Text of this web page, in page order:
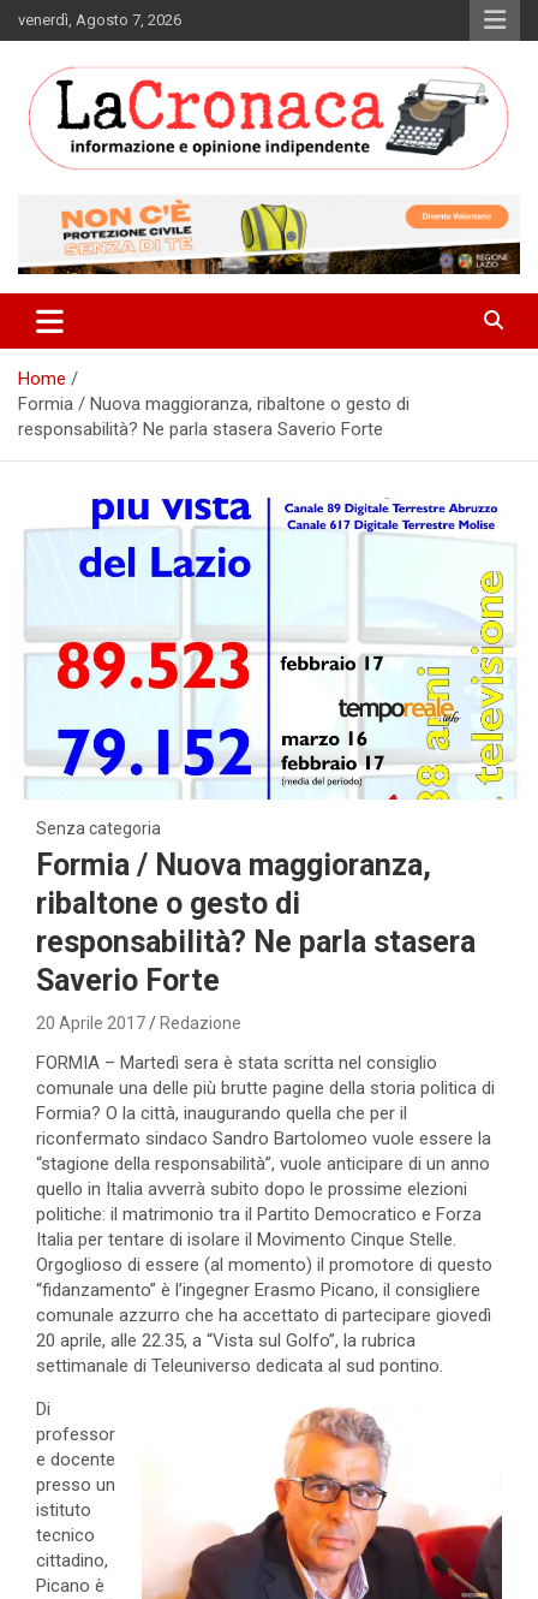
to
venerdì, Agosto 7, 2026
La Cronaca Quotidiano
Home
Formia / Nuova maggioranza, ribaltone o gesto di
responsabilità? Ne parla stasera Saverio Forte
Senza categoria
Formia / Nuova maggioranza,
ribaltone o gesto di
responsabilità? Ne parla stasera
Saverio Forte
20 Aprile 2017 Redazione
FORMIA – Martedì sera è stata scritta nel consiglio
comunale una delle più brutte pagine della storia politica di
Formia? O la città, inaugurando quella che per il
riconfermato sindaco Sandro Bartolomeo vuole essere la
“stagione della responsabilità”, vuole anticipare di un anno
quello in Italia avverrà subito dopo le prossime elezioni
politiche: il matrimonio tra il Partito Democratico e Forza
Italia per tentare di isolare il Movimento Cinque Stelle.
Orgoglioso di essere (al momento) il promotore di questo
“fidanzamento” è l’ingegner Erasmo Picano, il consigliere
comunale azzurro che ha accettato di partecipare giovedì
20 aprile, alle 22.35, a “Vista sul Golfo”, la rubrica
settimanale di Teleuniverso dedicata al sud pontino.
Di
professor
e docente
presso un
istituto
tecnico
cittadino,
Picano è